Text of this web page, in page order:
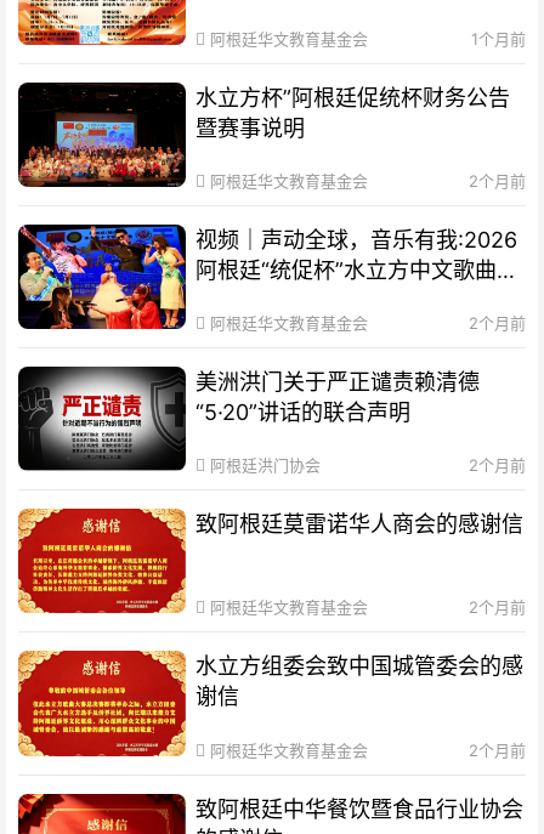
阿根廷华文教育基金会 1个月前
水立方杯”阿根廷促统杯财务公告
暨赛事说明
阿根廷华文教育基金会 2个月前
视频｜声动全球，音乐有我:2026
阿根廷“统促杯”水立方中文歌曲大
阿根廷华文教育基金会 2个月前
美洲洪门关于严正谴责赖清德
“5·20”讲话的联合声明
阿根廷洪门协会 2个月前
致阿根廷莫雷诺华人商会的感谢信
阿根廷华文教育基金会 2个月前
水立方组委会致中国城管委会的感
谢信
阿根廷华文教育基金会 2个月前
致阿根廷中华餐饮暨食品行业协会